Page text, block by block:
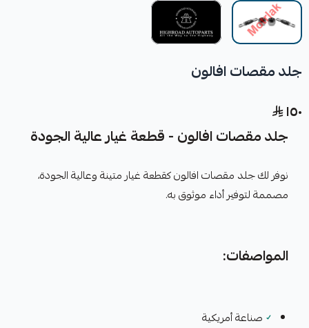
جلد مقصات افالون
١٥٠
جلد مقصات افالون - قطعة غيار عالية الجودة
نوفر لك جلد مقصات افالون كقطعة غيار متينة وعالية الجودة،
مصممة لتوفير أداء موثوق به.
المواصفات:
✓ صناعة أمريكية